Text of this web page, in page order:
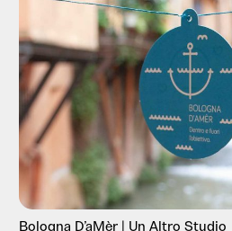
Bologna D’aMèr | Un Altro Studio